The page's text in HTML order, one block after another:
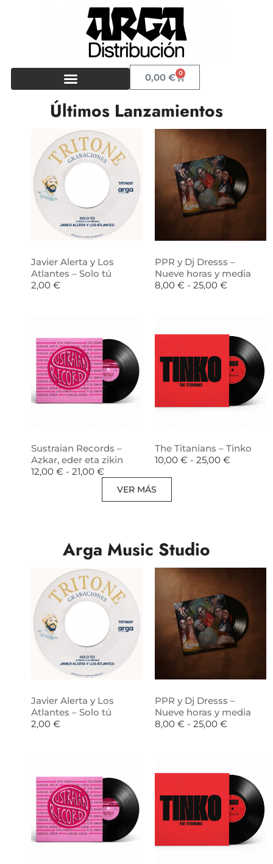
0,00€ 0
Últimos Lanzamientos
Javier Alerta y Los
Atlantes – Solo tú
2,00 €
PPR y Dj Dresss –
Nueve horas y media
8,00 € - 25,00 €
Sustraian Records –
Azkar, eder eta zikin
12,00 € - 21,00 €
The Titanians – Tinko
10,00 € - 25,00 €
VER MÁS
Arga Music Studio
Javier Alerta y Los
Atlantes – Solo tú
2,00 €
PPR y Dj Dresss –
Nueve horas y media
8,00 € - 25,00 €